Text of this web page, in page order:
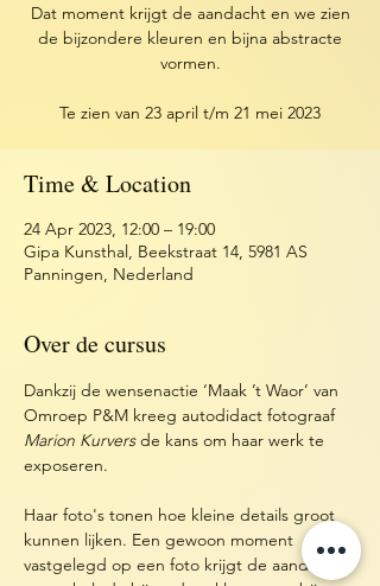
Dat moment krijgt de aandacht en we zien
de bijzondere kleuren en bijna abstracte
vormen.
Te zien van 23 april t/m 21 mei 2023
Time & Location
24 Apr 2023, 12:00 – 19:00
Gipa Kunsthal, Beekstraat 14, 5981 AS
Panningen, Nederland
Over de cursus
Dankzij de wensenactie ‘Maak ’t Waor’ van
Omroep P&M kreeg autodidact fotograaf
Marion Kurvers de kans om haar werk te
exposeren.
Haar foto's tonen hoe kleine details groot
kunnen lijken. Een gewoon moment
vastgelegd op een foto krijgt de aandacht